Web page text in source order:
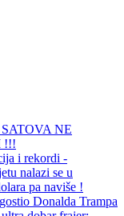
NE
!!!
i rekordi -
nalazi se u
pa naviše !
Donalda Trampa